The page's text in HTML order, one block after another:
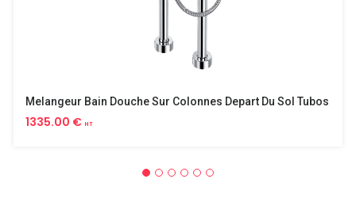
Melangeur Bain Douche Sur Colonnes Depart Du Sol Tubos
1335.00 € HT